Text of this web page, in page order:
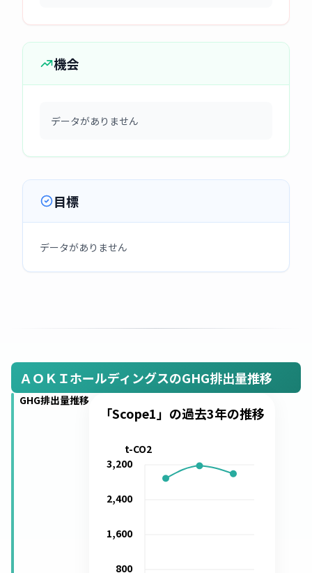
機会
データがありません
目標
データがありません
ＡＯＫＩホールディングスのGHG排出量推移
GHG排出量推移
「Scope1」の過去3年の推移
800
1,600
2,400
3,200
t-CO2